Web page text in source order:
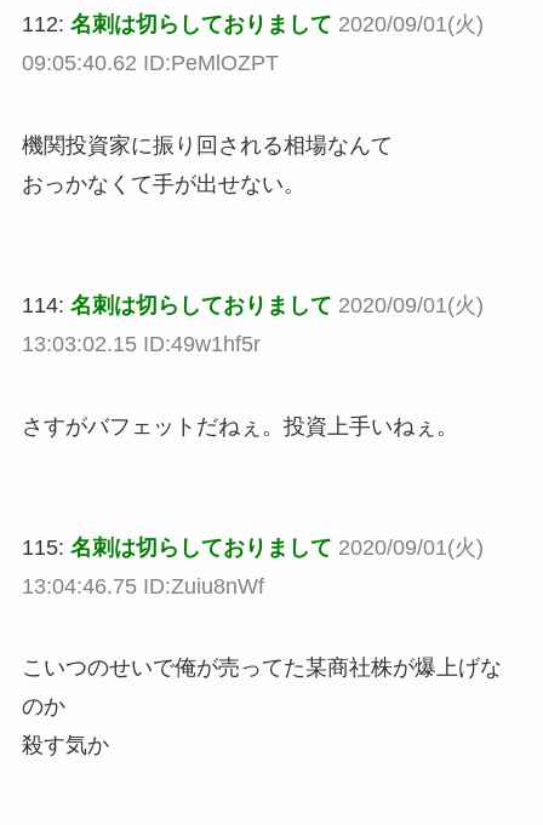
112: 名刺は切らしておりまして 2020/09/01(火)
09:05:40.62 ID:PeMlOZPT
機関投資家に振り回される相場なんて
おっかなくて手が出せない。
114: 名刺は切らしておりまして 2020/09/01(火)
13:03:02.15 ID:49w1hf5r
さすがバフェットだねぇ。投資上手いねぇ。
115: 名刺は切らしておりまして 2020/09/01(火)
13:04:46.75 ID:Zuiu8nWf
こいつのせいで俺が売ってた某商社株が爆上げな
のか
殺す気か